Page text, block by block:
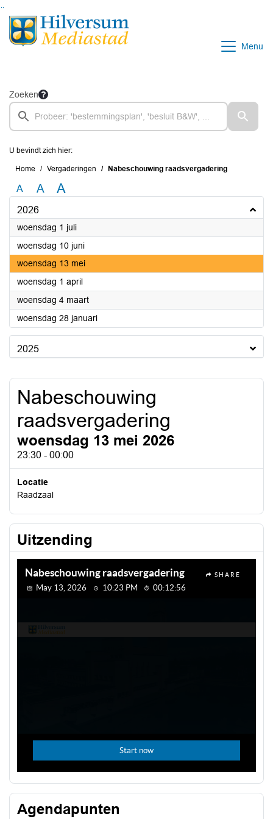
Ga naar de inhoud van deze pagina
Ga naar het zoeken
Menu
Zoeken
U bevindt zich hier:
Home Vergaderingen Nabeschouwing raadsvergadering
A A A
2026
woensdag 1 juli2026
woensdag 10 juni2026
woensdag 13 mei2026
woensdag 1 april2026
woensdag 4 maart2026
woensdag 28 januari2026
2025
Nabeschouwing
raadsvergadering
woensdag 13 mei 2026
23:30 - 00:00
Locatie
Raadzaal
Uitzending
Agendapunten